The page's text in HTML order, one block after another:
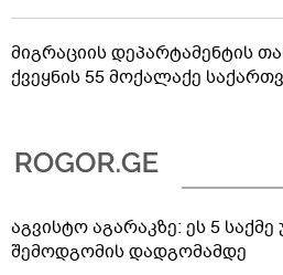
მიგრაციის დეპარტამენტის
ქვეყნის 55 მოქალაქე
აგვისტო აგარაკზე: ეს 5
შემოდგომის დადგომამდე